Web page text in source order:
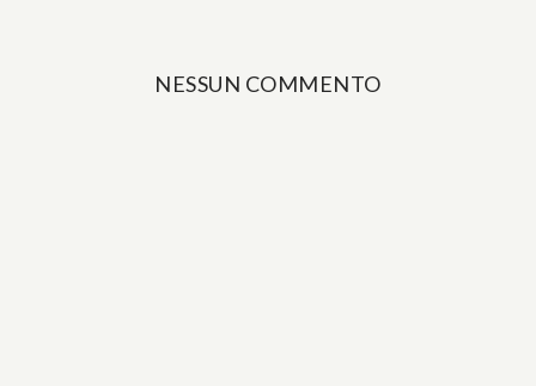
NESSUN COMMENTO